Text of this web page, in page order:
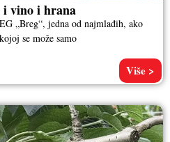
i vino i hrana
„Breg“, jedna od najmlađih, ako
se može samo
Više >